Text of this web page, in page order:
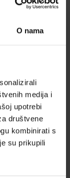
O nama
medija i
upotrebi
društvene
kombinirati s
su prikupili
dolje uklonite
skidač šminke s